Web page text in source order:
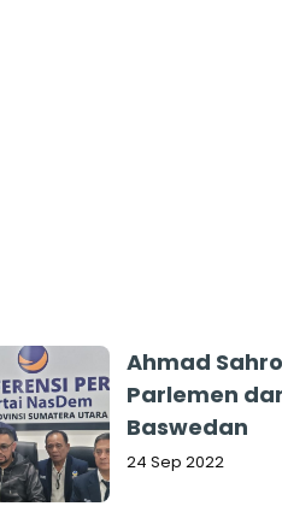
Ahmad
Parlemen
Baswedan
24 Sep 2022